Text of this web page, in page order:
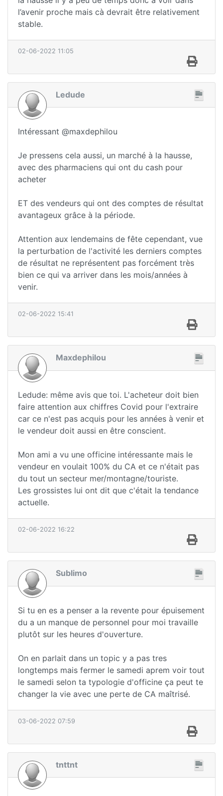
l’avenir proche mais cà devrait être relativement
stable.
02-06-2022 11:05
Ledude
Intéressant @maxdephilou
Je pressens cela aussi, un marché à la hausse,
avec des pharmaciens qui ont du cash pour
acheter
ET des vendeurs qui ont des comptes de résultat
avantageux grâce à la période.
Attention aux lendemains de fête cependant, vue
la perturbation de l'activité les derniers comptes
de résultat ne représentent pas forcément très
bien ce qui va arriver dans les mois/années à
venir.
02-06-2022 15:41
Maxdephilou
Ledude: même avis que toi. L'acheteur doit bien
faire attention aux chiffres Covid pour l'extraire
car ce n'est pas acquis pour les années à venir et
le vendeur doit aussi en être conscient.
Mon ami a vu une officine intéressante mais le
vendeur en voulait 100% du CA et ce n'était pas
du tout un secteur mer/montagne/touriste.
Les grossistes lui ont dit que c'était la tendance
actuelle.
02-06-2022 16:22
Sublimo
Si tu en es a penser a la revente pour épuisement
du a un manque de personnel pour moi travaille
plutôt sur les heures d'ouverture.
On en parlait dans un topic y a pas tres
longtemps mais fermer le samedi aprem voir tout
le samedi selon ta typologie d'officine ça peut te
changer la vie avec une perte de CA maîtrisé.
03-06-2022 07:59
tnttnt